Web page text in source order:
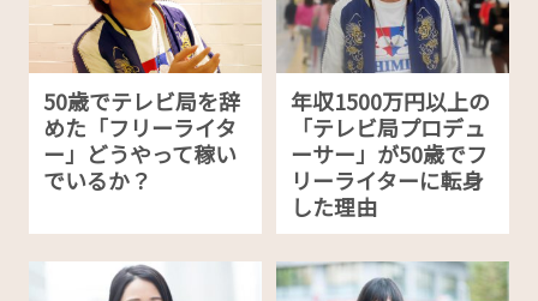
50歳でテレビ局を辞
めた「フリーライタ
ー」どうやって稼い
でいるか？
年収1500万円以上の
「テレビ局プロデュ
ーサー」が50歳でフ
リーライターに転身
した理由